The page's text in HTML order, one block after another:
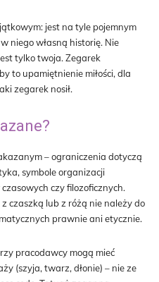
jest na tyle pojemnym
niego własną historię. Nie
tylko twoja. Zegarek
to upamiętnienie miłości, dla
zegarek nosił.
– ograniczenia dotyczą
symbole organizacji
czy filozoficznych.
czaszką lub z różą nie należy do
prawnie ani etycznie.
pracodawcy mogą mieć
(szyja, twarz, dłonie) – nie ze